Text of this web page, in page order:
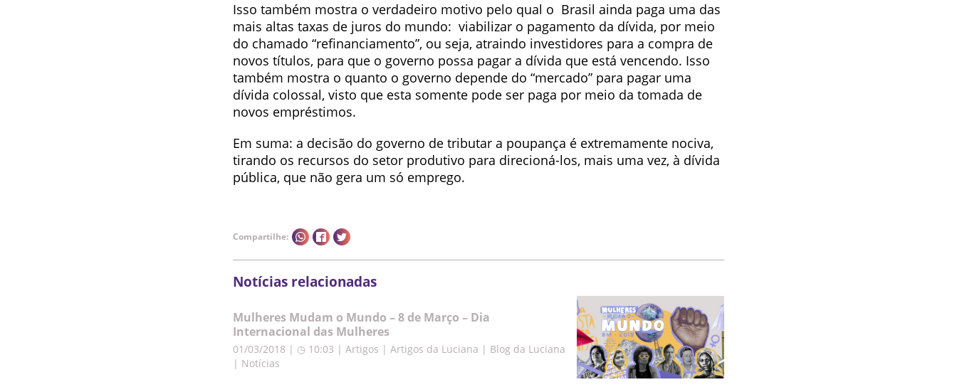
Isso também mostra o verdadeiro motivo pelo qual o Brasil ainda paga uma das
mais altas taxas de juros do mundo: viabilizar o pagamento da dívida, por meio
do chamado “refinanciamento”, ou seja, atraindo investidores para a compra de
novos títulos, para que o governo possa pagar a dívida que está vencendo. Isso
também mostra o quanto o governo depende do “mercado” para pagar uma
dívida colossal, visto que esta somente pode ser paga por meio da tomada de
novos empréstimos.
Em suma: a decisão do governo de tributar a poupança é extremamente nociva,
tirando os recursos do setor produtivo para direcioná-los, mais uma vez, à dívida
pública, que não gera um só emprego.
Compartilhe:
Notícias relacionadas
Mulheres Mudam o Mundo – 8 de Março – Dia
Internacional das Mulheres
01/03/2018 | ◷ 10:03 | Artigos | Artigos da Luciana | Blog da Luciana
| Notícias